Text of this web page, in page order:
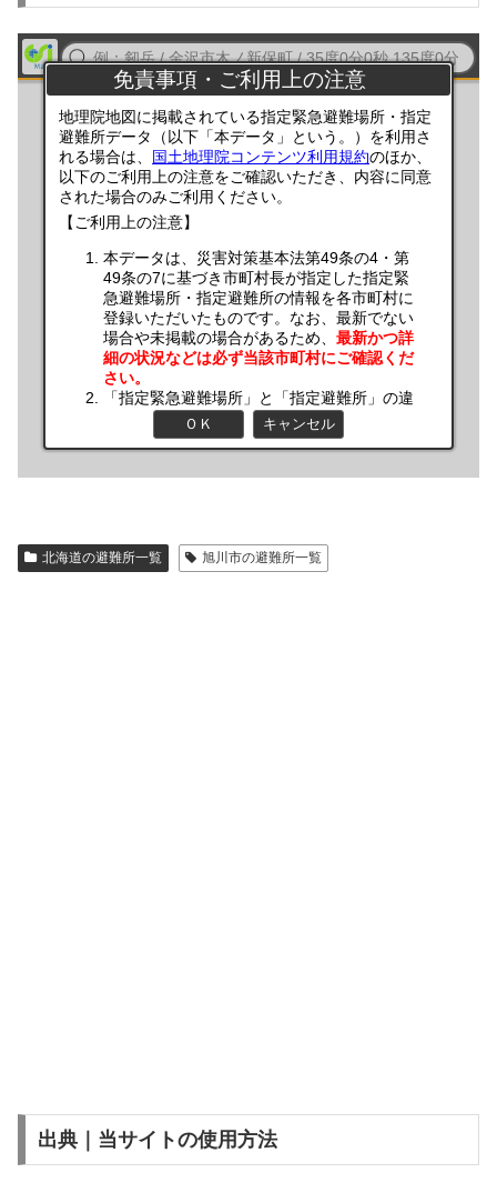
北海道の避難所一覧 旭川市の避難所一覧
出典｜当サイトの使用方法